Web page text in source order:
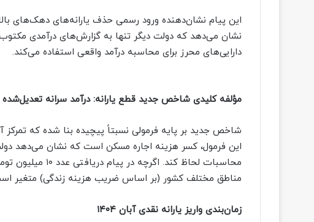
این پیام نشان‌دهنده ورود رسمی حذف یارانه‌های دهک‌های
نشان می‌دهد که دولت دیگر تنها به گزارش‌های درآمدی مکتوب
دارایی‌های محرز برای محاسبه درآمد واقعی استفاده می‌کند.
مؤلفه کلیدی شاخص جدید قطع یارانه: درآمد سرانه تعدیل‌شده
شاخص جدید بر پایه فرمولی نسبتاً پیچیده بنا شده که
این فرمول، کسر هزینه اجاره مسکن است که نشان می‌دهد
محاسبات لحاظ کند.
مناطق مختلف کشور (بر اساس ضریب هزینه زندگی) متغیر
زمان‌بندی واریز یارانه نقدی آبان ۱۴۰۴